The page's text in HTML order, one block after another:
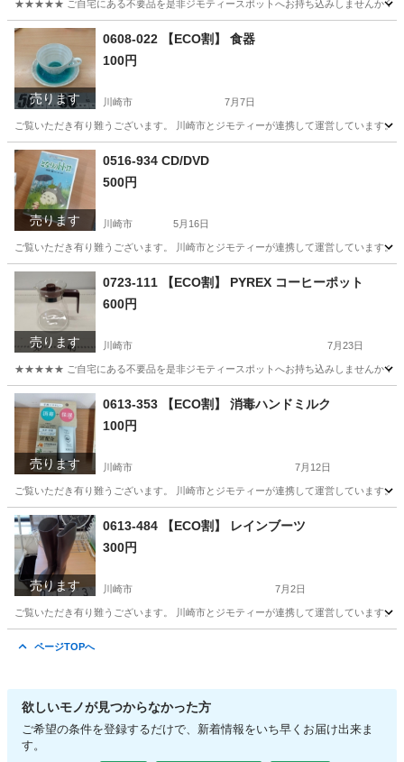
★★★★★ ご自宅にある不要品を是非ジモティースポットへお持ち込みしませんか？
神奈川 川崎市 現地
売ります
0608-022 【ECO割】 食器
100円
川崎市 7月7日
ご覧いただき有り難うございます。 川崎市とジモティーが連携して運営していま
神奈川 川崎市
売ります
0516-934 CD/DVD
500円
川崎市 5月16日
ご覧いただき有り難うございます。 川崎市とジモティーが連携して運営していま
神奈川 川崎市 DVD/ブルーレイ
売ります
0723-111 【ECO割】 PYREX コーヒーポット
600円
川崎市 7月23日
★★★★★ ご自宅にある不要品を是非ジモティースポットへお持ち込みしませんか？
神奈川 川崎市 コーヒーポット
売ります
0613-353 【ECO割】 消毒ハンドミルク
100円
川崎市 7月12日
ご覧いただき有り難うございます。 川崎市とジモティーが連携して運営していま
神奈川 川崎市 ボディケア リユース
売ります
0613-484 【ECO割】 レインブーツ
300円
川崎市 7月2日
ご覧いただき有り難うございます。 川崎市とジモティーが連携して運営していま
ページTOPへ
欲しいモノが見つからなかった方
ご希望の条件を登録するだけで、新着情報をいち早くお届け出来ま
す。